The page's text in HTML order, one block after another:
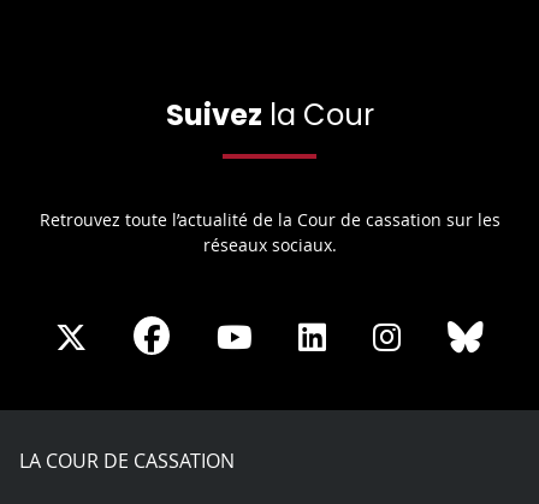
Suivez la Cour
Retrouvez toute l’actualité de la Cour de cassation sur les
réseaux sociaux.
Share
X
Share
Facebook
Share
Youtube
Share
LinkedIn
Share
Instagram
LA COUR DE CASSATION